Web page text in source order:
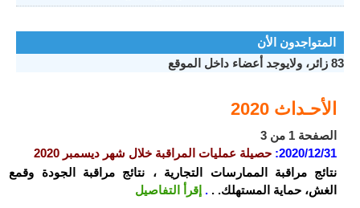
المتواجدون الأن
83 زائر، ولايوجد أعضاء داخل الموقع
الأحـداث 2020
الصفحة 1 من 3
2020/12/31
: حصيلة عمليات المراقبة خلال شهر ديسمبر 2020
نتائج مراقبة الممارسات التجارية ، نتائج مراقبة الجودة وقمع
الغش، حماية المستهلك. . . إقرأ التفاصيل